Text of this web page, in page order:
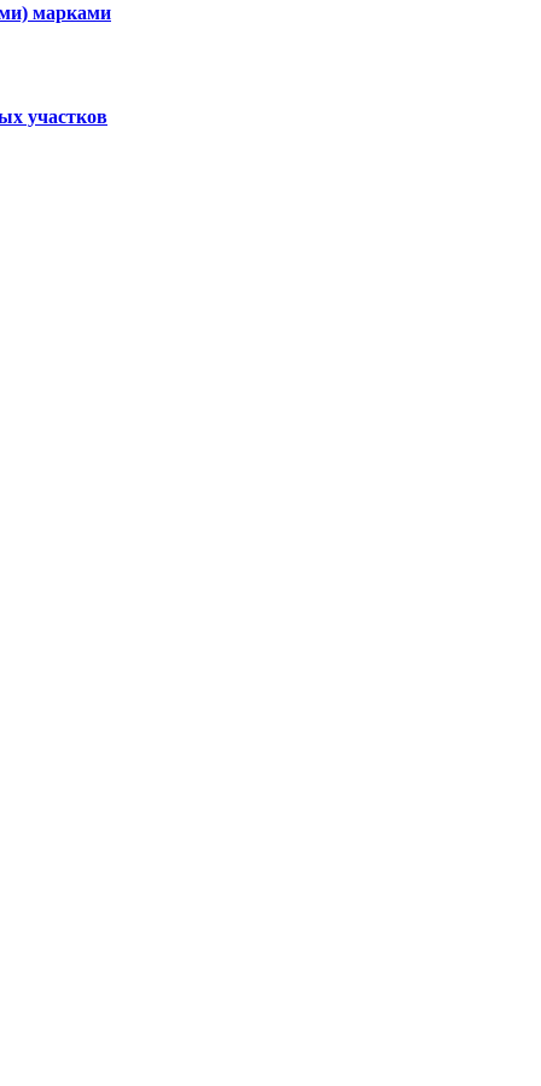
марками
участков